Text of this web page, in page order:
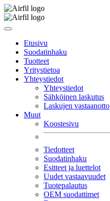
Etusivu
Suodatinhaku
Tuotteet
Yritystietoa
Yhteystiedot
Yhteystiedot
Sähköinen laskutus
Laskujen vastaanotto
Muut
Koostesivu
Tiedotteet
Suodatinhaku
Esitteet ja luettelot
Uudet vastaavuudet
Tuotepalautus
OEM suodattimet